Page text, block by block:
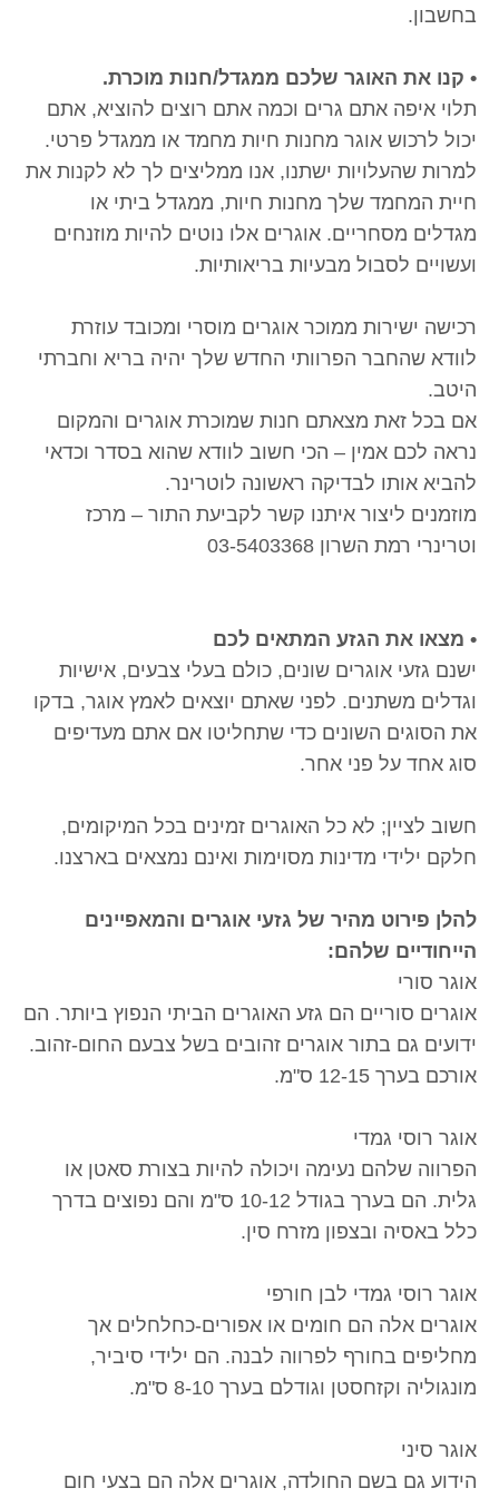
בחשבון.
• קנו את האוגר שלכם ממגדל/חנות מוכרת.
תלוי איפה אתם גרים וכמה אתם רוצים להוציא, אתם
יכול לרכוש אוגר מחנות חיות מחמד או ממגדל פרטי.
למרות שהעלויות ישתנו, אנו ממליצים לך לא לקנות את
חיית המחמד שלך מחנות חיות, ממגדל ביתי או
מגדלים מסחריים. אוגרים אלו נוטים להיות מוזנחים
ועשויים לסבול מבעיות בריאותיות.
רכישה ישירות ממוכר אוגרים מוסרי ומכובד עוזרת
לוודא שהחבר הפרוותי החדש שלך יהיה בריא וחברתי
היטב.
אם בכל זאת מצאתם חנות שמוכרת אוגרים והמקום
נראה לכם אמין – הכי חשוב לוודא שהוא בסדר וכדאי
להביא אותו לבדיקה ראשונה לוטרינר.
מוזמנים ליצור איתנו קשר לקביעת התור – מרכז
וטרינרי רמת השרון 03-5403368
• מצאו את הגזע המתאים לכם
ישנם גזעי אוגרים שונים, כולם בעלי צבעים, אישיות
וגדלים משתנים. לפני שאתם יוצאים לאמץ אוגר, בדקו
את הסוגים השונים כדי שתחליטו אם אתם מעדיפים
סוג אחד על פני אחר.
חשוב לציין; לא כל האוגרים זמינים בכל המיקומים,
חלקם ילידי מדינות מסוימות ואינם נמצאים בארצנו.
להלן פירוט מהיר של גזעי אוגרים והמאפיינים
הייחודיים שלהם:
אוגר סורי
אוגרים סוריים הם גזע האוגרים הביתי הנפוץ ביותר. הם
ידועים גם בתור אוגרים זהובים בשל צבעם החום-זהוב.
אורכם בערך 12-15 ס"מ.
אוגר רוסי גמדי
הפרווה שלהם נעימה ויכולה להיות בצורת סאטן או
גלית. הם בערך בגודל 10-12 ס"מ והם נפוצים בדרך
כלל באסיה ובצפון מזרח סין.
אוגר רוסי גמדי לבן חורפי
אוגרים אלה הם חומים או אפורים-כחלחלים אך
מחליפים בחורף לפרווה לבנה. הם ילידי סיביר,
מונגוליה וקזחסטן וגודלם בערך 8-10 ס"מ.
אוגר סיני
הידוע גם בשם החולדה, אוגרים אלה הם בצעי חום